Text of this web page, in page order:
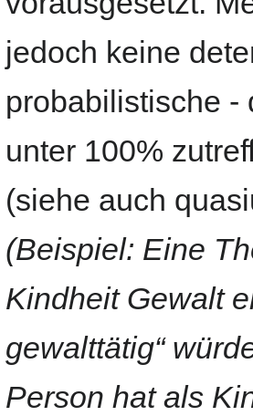
jedoch keine
probabilistische -
unter 100%
(siehe auch
(Beispiel: Eine
Kindheit Gewalt
gewalttätig“
Person hat als